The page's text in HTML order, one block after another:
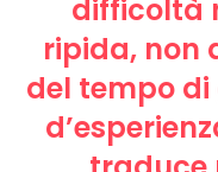
difficoltà
ripida, non
del tempo